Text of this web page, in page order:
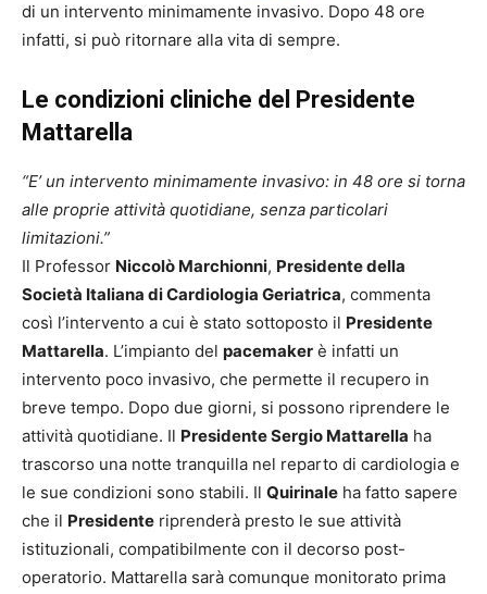
di un intervento minimamente invasivo. Dopo 48 ore
infatti, si può ritornare alla vita di sempre.
Le condizioni cliniche del Presidente
Mattarella
“E’ un intervento minimamente invasivo: in 48 ore si torna
alle proprie attività quotidiane, senza particolari
limitazioni.”
Il Professor Niccolò Marchionni, Presidente della
Società Italiana di Cardiologia Geriatrica, commenta
così l’intervento a cui è stato sottoposto il Presidente
Mattarella. L’impianto del pacemaker è infatti un
intervento poco invasivo, che permette il recupero in
breve tempo. Dopo due giorni, si possono riprendere le
attività quotidiane. Il Presidente Sergio Mattarella ha
trascorso una notte tranquilla nel reparto di cardiologia e
le sue condizioni sono stabili. Il Quirinale ha fatto sapere
che il Presidente riprenderà presto le sue attività
istituzionali, compatibilmente con il decorso post-
operatorio. Mattarella sarà comunque monitorato prima